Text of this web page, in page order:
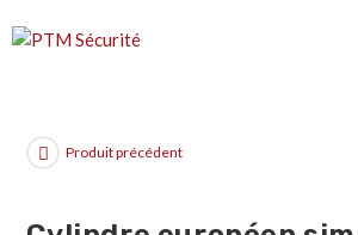
Produit précédent